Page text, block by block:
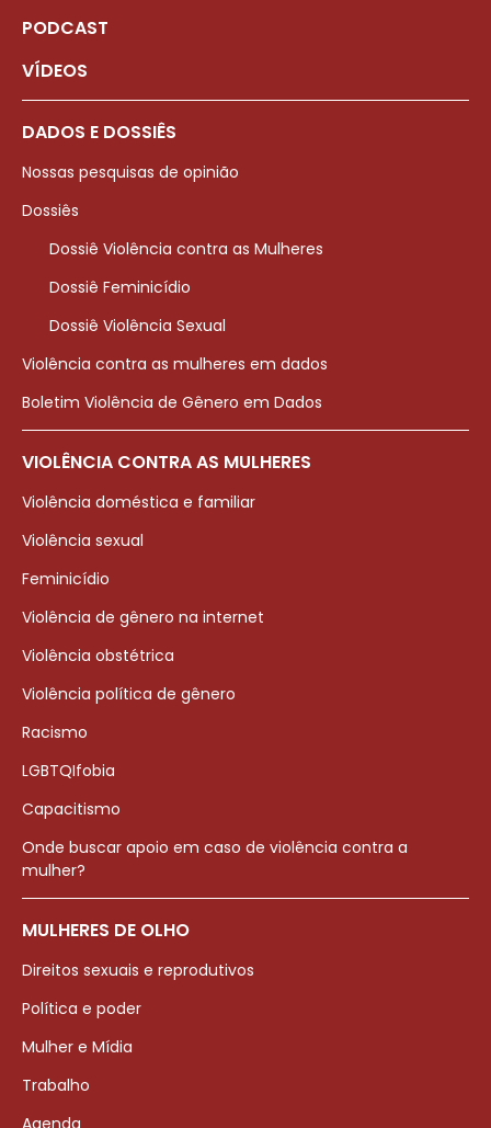
PODCAST
VÍDEOS
DADOS E DOSSIÊS
Nossas pesquisas de opinião
Dossiês
Dossiê Violência contra as Mulheres
Dossiê Feminicídio
Dossiê Violência Sexual
Violência contra as mulheres em dados
Boletim Violência de Gênero em Dados
VIOLÊNCIA CONTRA AS MULHERES
Violência doméstica e familiar
Violência sexual
Feminicídio
Violência de gênero na internet
Violência obstétrica
Violência política de gênero
Racismo
LGBTQIfobia
Capacitismo
Onde buscar apoio em caso de violência contra a
mulher?
MULHERES DE OLHO
Direitos sexuais e reprodutivos
Política e poder
Mulher e Mídia
Trabalho